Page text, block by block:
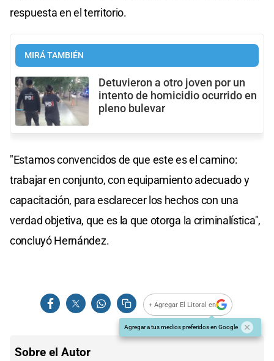
respuesta en el territorio.
MIRÁ TAMBIÉN
Detuvieron a otro joven por un
intento de homicidio ocurrido en
pleno bulevar
"Estamos convencidos de que este es el camino:
trabajar en conjunto, con equipamiento adecuado y
capacitación, para esclarecer los hechos con una
verdad objetiva, que es la que otorga la criminalística",
concluyó Hernández.
+ Agregar El Litoral en
Agregar a tus medios preferidos en Google
Sobre el Autor